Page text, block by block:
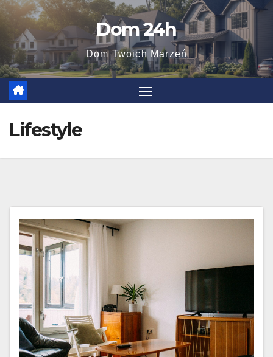
Skip
content
Dom 24h
Dom Twoich Marzeń
Lifestyle